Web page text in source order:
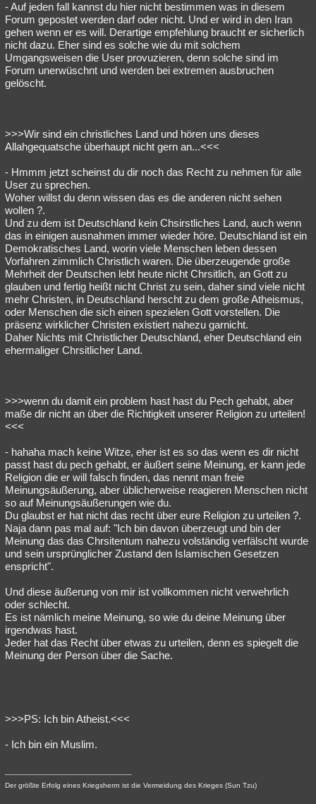
- Auf jeden fall kannst du hier nicht bestimmen was in diesem
Forum gepostet werden darf oder nicht. Und er wird in den Iran
gehen wenn er es will. Derartige empfehlung braucht er sicherlich
nicht dazu. Eher sind es solche wie du mit solchem
Umgangsweisen die User provuzieren, denn solche sind im
Forum unerwüschnt und werden bei extremen ausbruchen
gelöscht.
>>>Wir sind ein christliches Land und hören uns dieses
Allahgequatsche überhaupt nicht gern an...<<<
- Hmmm jetzt scheinst du dir noch das Recht zu nehmen für alle
User zu sprechen.
Woher willst du denn wissen das es die anderen nicht sehen
wollen ?.
Und zu dem ist Deutschland kein Chsirstliches Land, auch wenn
das in einigen ausnahmen immer wieder höre. Deutschland ist ein
Demokratisches Land, worin viele Menschen leben dessen
Vorfahren zimmlich Christlich waren. Die überzeugende große
Mehrheit der Deutschen lebt heute nicht Chrsitlich, an Gott zu
glauben und fertig heißt nicht Christ zu sein, daher sind viele nicht
mehr Christen, in Deutschland herscht zu dem große Atheismus,
oder Menschen die sich einen spezielen Gott vorstellen. Die
präsenz wirklicher Christen existiert nahezu garnicht.
Daher Nichts mit Christlicher Deutschland, eher Deutschland ein
ehermaliger Chrsitlicher Land.
>>>wenn du damit ein problem hast hast du Pech gehabt, aber
maße dir nicht an über die Richtigkeit unserer Religion zu urteilen!
<<<
- hahaha mach keine Witze, eher ist es so das wenn es dir nicht
passt hast du pech gehabt, er äußert seine Meinung, er kann jede
Religion die er will falsch finden, das nennt man freie
Meinungsäußerung, aber üblicherweise reagieren Menschen nicht
so auf Meinungsäußerungen wie du.
Du glaubst er hat nicht das recht über eure Religion zu urteilen ?.
Naja dann pas mal auf: "Ich bin davon überzeugt und bin der
Meinung das das Chrsitentum nahezu volständig verfälscht wurde
und sein ursprünglicher Zustand den Islamischen Gesetzen
enspricht".
Und diese äußerung von mir ist vollkommen nicht verwehrlich
oder schlecht.
Es ist nämlich meine Meinung, so wie du deine Meinung über
irgendwas hast.
Jeder hat das Recht über etwas zu urteilen, denn es spiegelt die
Meinung der Person über die Sache.
>>>PS: Ich bin Atheist.<<<
- Ich bin ein Muslim.
Der größte Erfolg eines Kriegsherrn ist die Vermeidung des Krieges (Sun Tzu)